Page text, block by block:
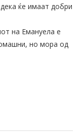
ќе имаат добри
на Емануела е
но мора од